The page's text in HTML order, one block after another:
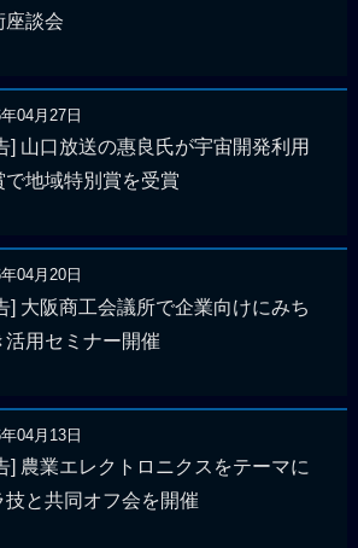
座談会
04月27日
] 山口放送の惠良氏が宇宙開発利用
で地域特別賞を受賞
04月20日
] 大阪商工会議所で企業向けにみち
活用セミナー開催
04月13日
] 農業エレクトロニクスをテーマに
技と共同オフ会を開催